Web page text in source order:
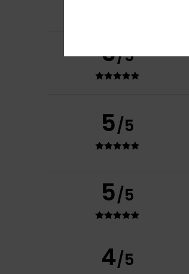
5/5
5/5
5/5
4/5